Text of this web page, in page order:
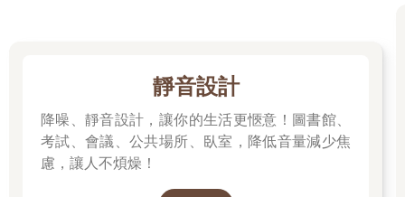
靜音設計
降噪、靜音設計，讓你的生活更愜意！圖書館、
考試、會議、公共場所、臥室，降低音量減少焦
慮，讓人不煩燥！